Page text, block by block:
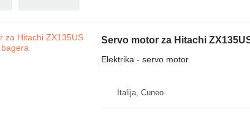
Servo motor za Hitachi
Elektrika - servo motor
Italija, Cuneo